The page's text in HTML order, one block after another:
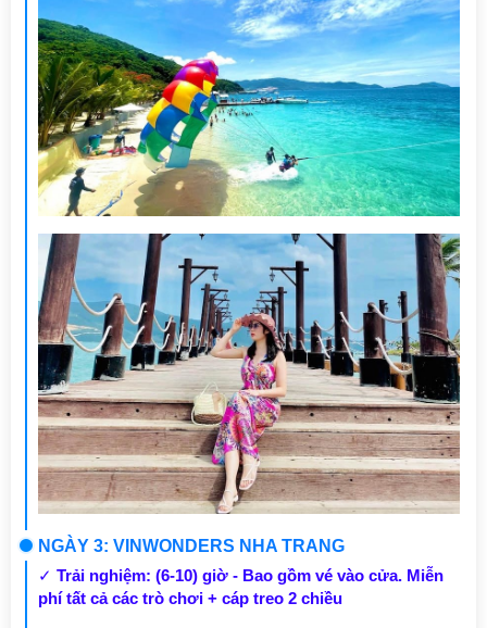
NGÀY 3: VINWONDERS NHA TRANG
✓ Trải nghiệm: (6-10) giờ - Bao gồm vé vào cửa. Miễn
phí tất cả các trò chơi + cáp treo 2 chiều